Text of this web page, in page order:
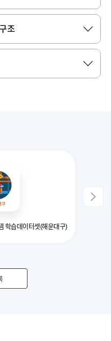
조
학습데이터셋(해운대구)